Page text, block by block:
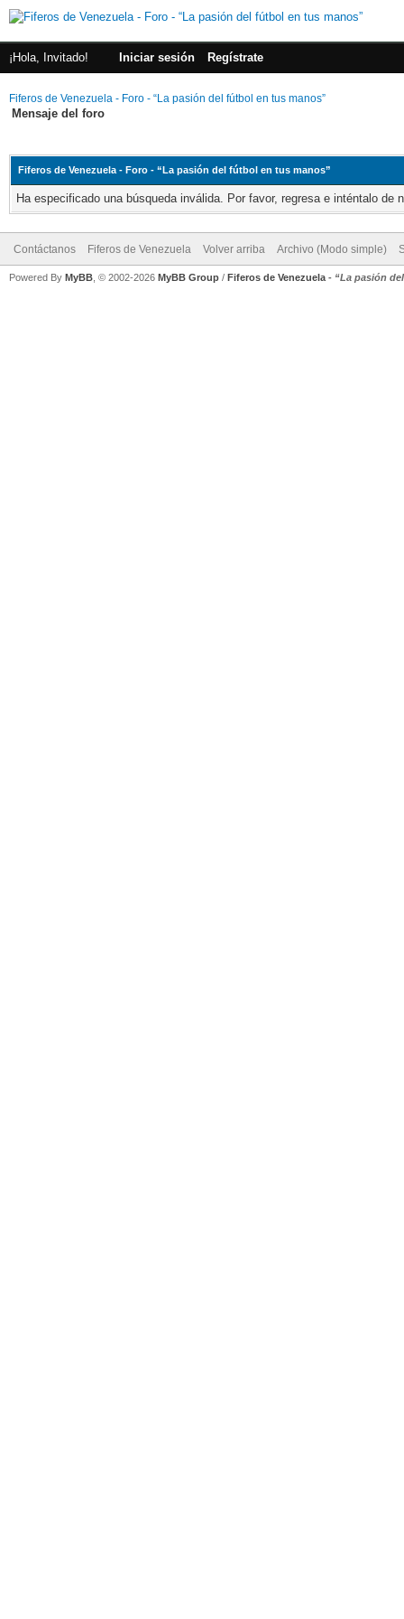
¡Hola, Invitado! Iniciar sesión Regístrate
Fiferos de Venezuela - Foro - “La pasión del fútbol en tus manos”
Mensaje del foro
Fiferos de Venezuela - Foro - “La pasión del fútbol en tus manos”
Ha especificado una búsqueda inválida. Por favor, regresa e inténtalo de
Contáctanos Fiferos de Venezuela Volver arriba Archivo (Modo simple)
Powered By MyBB , © 2002-2026 MyBB Group / Fiferos de Venezuela - “La pasión